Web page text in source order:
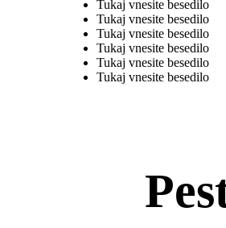
Tukaj vnesite besedilo
Tukaj vnesite besedilo
Tukaj vnesite besedilo
Tukaj vnesite besedilo
Tukaj vnesite besedilo
Tukaj vnesite besedilo